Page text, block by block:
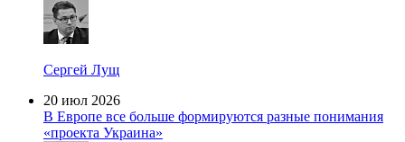
Сергей Лущ
20 июл 2026
В Европе все больше формируются разные понимания
«проекта Украина»